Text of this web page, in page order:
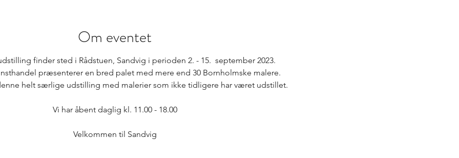
Om eventet
finder sted i Rådstuen, Sandvig i perioden 2. - 15. september 2023.
præsenterer en bred palet med mere end 30 Bornholmske malere.
helt særlige udstilling med malerier som ikke tidligere har været udstillet.
Vi har åbent daglig kl. 11.00 - 18.00
Velkommen til Sandvig